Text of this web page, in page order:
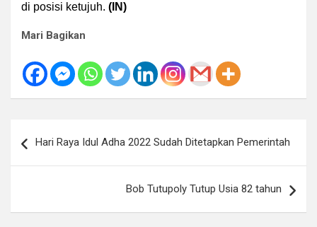
di posisi ketujuh. (IN)
Mari Bagikan
posHari Raya Idul Adha 2022 Sudah Ditetapkan Pemerintah
Bob Tutupoly Tutup Usia 82 tahun